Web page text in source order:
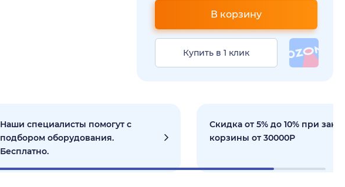
В корзину
Купить в 1 клик
Наши специалисты помогут с
подбором оборудования.
Бесплатно.
Скидка от 5% до 10% при
корзины от 30000Р